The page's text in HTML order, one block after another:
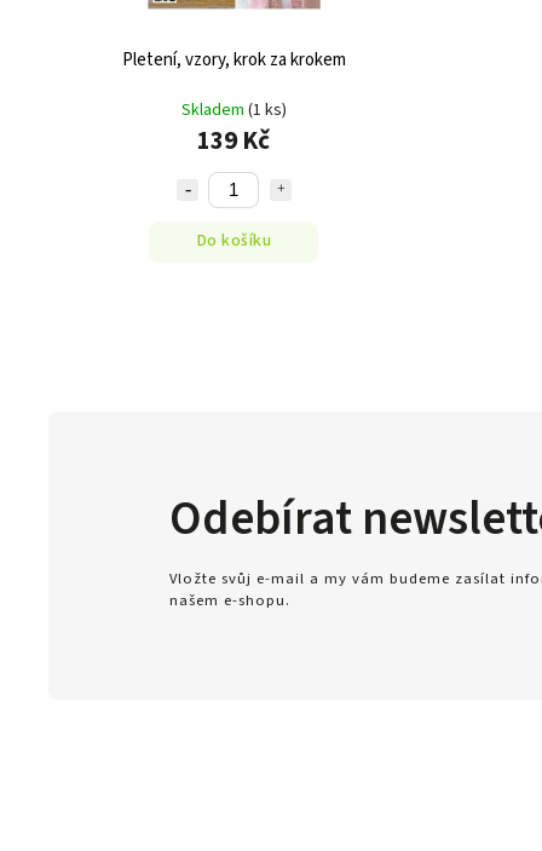
Pletení, vzory, krok za krokem
Skladem (1 ks)
139 Kč
Do košíku
Odebírat
Vložte svůj e-mail a my vám budeme zasílat
našem e-shopu.